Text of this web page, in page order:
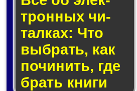
трон­ных чи­
тал­ках: Что
выб­рать, как
по­чи­нить, где
брать кни­ги